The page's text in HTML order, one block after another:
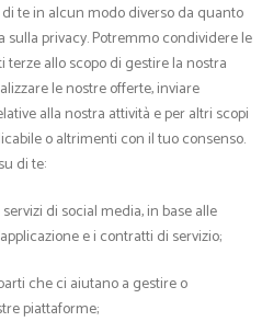
te in alcun modo diverso da quanto
privacy. Potremmo condividere le
allo scopo di gestire la nostra
le nostre offerte, inviare
alla nostra attività e per altri scopi
o altrimenti con il tuo consenso.
di te:
di social media, in base alle
e i contratti di servizio;
che ci aiutano a gestire o
piattaforme;